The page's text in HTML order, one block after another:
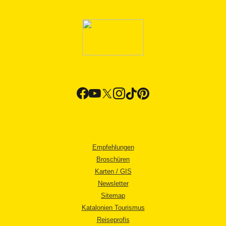
Empfehlungen
Broschüren
Karten / GIS
Newsletter
Sitemap
Katalonien Tourismus
Reiseprofis